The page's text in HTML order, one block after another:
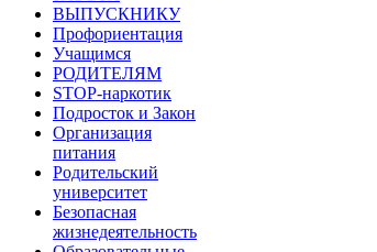
ВЫПУСКНИКУ
Профориентация
Учащимся
РОДИТЕЛЯМ
STOP-наркотик
Подросток и Закон
Организация
питания
Родительский
университет
Безопасная
жизнедеятельность